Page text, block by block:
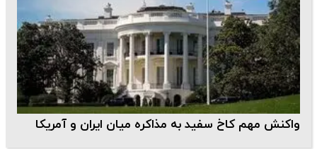
واکنش مهم کاخ سفید به مذاکره میان ایران و آمریکا